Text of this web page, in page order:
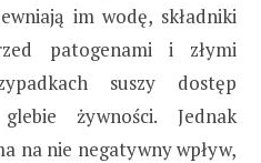
im wodę, składniki
patogenami i złymi
suszy dostęp
żywności. Jednak
na nie negatywny wpływ,